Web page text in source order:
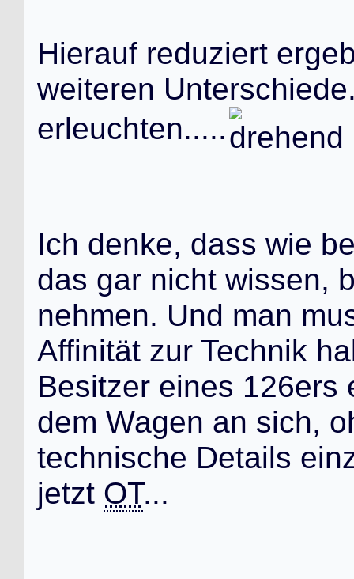
Hierauf reduziert erge
weiteren Unterschiede
erleuchten.....
Ich denke, dass wie b
das gar nicht wissen,
nehmen. Und man mu
Affinität zur Technik ha
Besitzer eines 126ers
dem Wagen an sich, o
technische Details ein
jetzt OT...